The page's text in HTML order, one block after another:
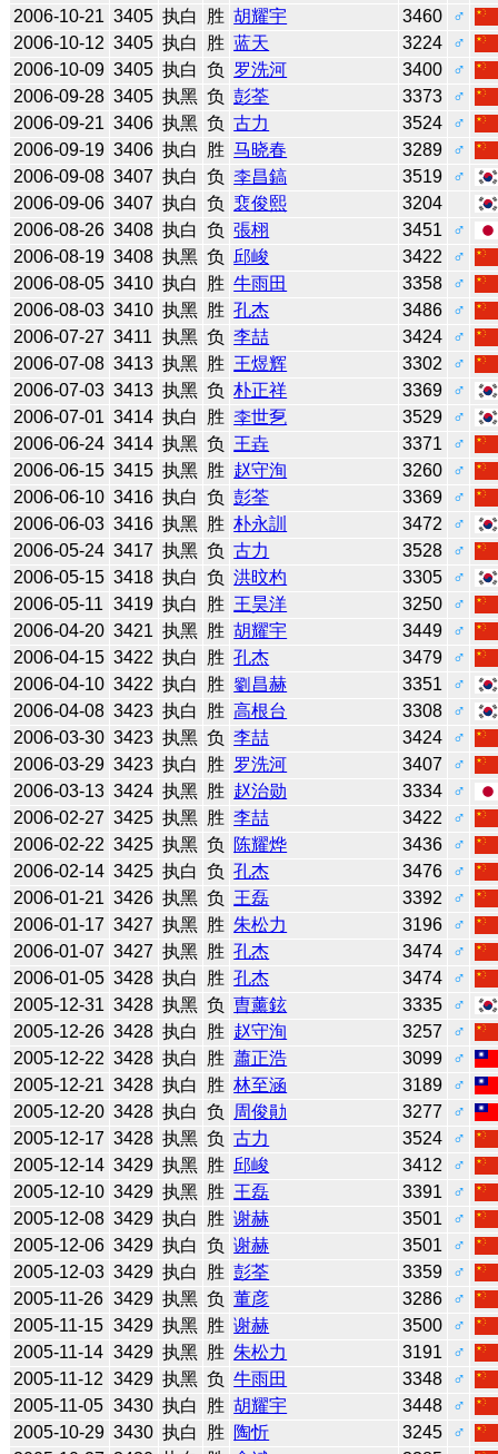
2006-10-21 3405 执白 胜 胡耀宇 3460
♂
2006-10-12 3405 执白 胜 蓝天 3224
♂
2006-10-09 3405 执白 负 罗洗河 3400
♂
2006-09-28 3405 执黑 负 彭荃 3373
♂
2006-09-21 3406 执黑 负 古力 3524
♂
2006-09-19 3406 执白 胜 马晓春 3289
♂
2006-09-08 3407 执白 负 李昌鎬 3519
♂
2006-09-06 3407 执白 负 裵俊熙
3204
2006-08-26 3408 执白 负 張栩 3451
♂
2006-08-19 3408 执黑 负 邱峻 3422
♂
2006-08-05 3410 执白 胜 牛雨田 3358
♂
2006-08-03 3410 执黑 胜 孔杰 3486
♂
2006-07-27 3411 执黑 负 李喆 3424
♂
2006-07-08 3413 执黑 胜 王煜辉 3302
♂
2006-07-03 3413 执黑 负 朴正祥 3369
♂
2006-07-01 3414 执白 胜 李世乭 3529
♂
2006-06-24 3414 执黑 负 王垚 3371
♂
2006-06-15 3415 执黑 胜 赵守洵 3260
♂
2006-06-10 3416 执白 负 彭荃 3369
♂
2006-06-03 3416 执黑 胜 朴永訓 3472
♂
2006-05-24 3417 执黑 负 古力 3528
♂
2006-05-15 3418 执白 负 洪旼杓 3305
♂
2006-05-11 3419 执白 胜 王昊洋 3250
♂
2006-04-20 3421 执黑 胜 胡耀宇 3449
♂
2006-04-15 3422 执白 胜 孔杰 3479
♂
2006-04-10 3422 执白 胜 劉昌赫 3351
♂
2006-04-08 3423 执白 胜 高根台 3308
♂
2006-03-30 3423 执黑 负 李喆 3424
♂
2006-03-29 3423 执白 胜 罗洗河 3407
♂
2006-03-13 3424 执黑 胜 赵治勋 3334
♂
2006-02-27 3425 执黑 胜 李喆 3422
♂
2006-02-22 3425 执黑 负 陈耀烨 3436
♂
2006-02-14 3425 执白 负 孔杰 3476
♂
2006-01-21 3426 执黑 负 王磊 3392
♂
2006-01-17 3427 执黑 胜 朱松力 3196
♂
2006-01-07 3427 执黑 胜 孔杰 3474
♂
2006-01-05 3428 执白 胜 孔杰 3474
♂
2005-12-31 3428 执黑 负 曺薰鉉 3335
♂
2005-12-26 3428 执白 胜 赵守洵 3257
♂
2005-12-22 3428 执白 胜 蕭正浩 3099
♂
2005-12-21 3428 执白 胜 林至涵 3189
♂
2005-12-20 3428 执白 负 周俊勛 3277
♂
2005-12-17 3428 执黑 负 古力 3524
♂
2005-12-14 3429 执黑 胜 邱峻 3412
♂
2005-12-10 3429 执黑 胜 王磊 3391
♂
2005-12-08 3429 执白 胜 谢赫 3501
♂
2005-12-06 3429 执白 负 谢赫 3501
♂
2005-12-03 3429 执白 胜 彭荃 3359
♂
2005-11-26 3429 执黑 负 董彦 3286
♂
2005-11-15 3429 执黑 胜 谢赫 3500
♂
2005-11-14 3429 执黑 胜 朱松力 3191
♂
2005-11-12 3429 执黑 负 牛雨田 3348
♂
2005-11-05 3430 执白 胜 胡耀宇 3448
♂
2005-10-29 3430 执白 胜 陶忻 3245
♂